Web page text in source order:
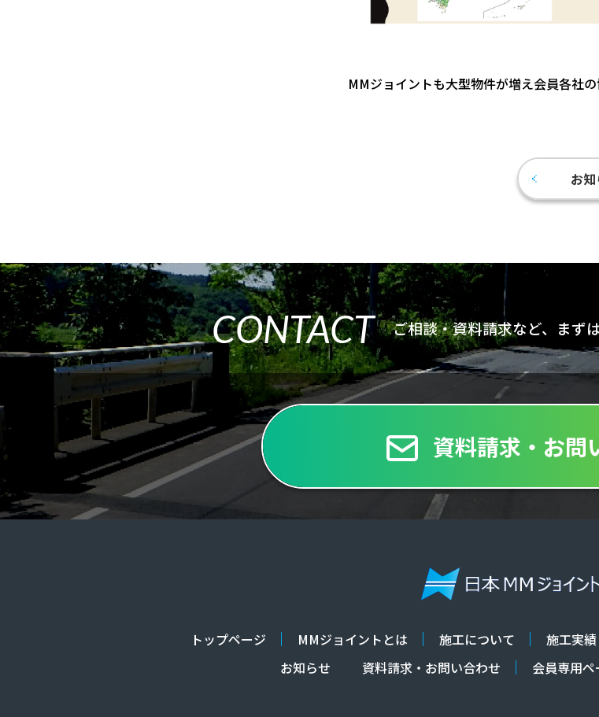
MMジョイントも大型物件が増え会員各社の
お
CONTACT ご相談・資料請求など、まず
資料請求・お問
トップページ MMジョイントとは 施工について 施工実績
お知らせ
資料請求・お問い合わせ 会員専用ペ